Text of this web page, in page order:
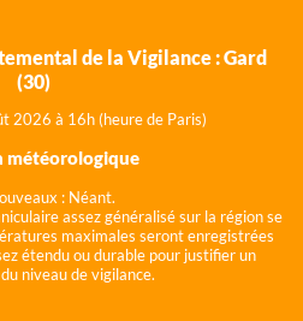
de la Vigilance : Gard
(30)
2026 à 16h (heure de Paris)
météorologique
: Néant.
assez généralisé sur la région se
maximales seront enregistrées
étendu ou durable pour justifier un
niveau de vigilance.